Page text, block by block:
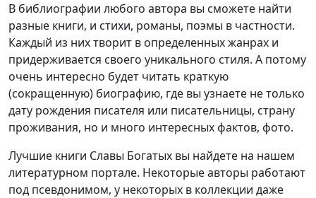
В библиографии любого автора вы сможете найти
разные книги, и стихи, романы, поэмы в частности.
Каждый из них творит в определенных жанрах и
придерживается своего уникального стиля. А потому
очень интересно будет читать краткую
(сокращенную) биографию, где вы узнаете не только
дату рождения писателя или писательницы, страну
проживания, но и много интересных фактов, фото.
Лучшие книги Славы Богатых вы найдете на нашем
литературном портале. Некоторые авторы работают
под псевдонимом, у некоторых в коллекции даже